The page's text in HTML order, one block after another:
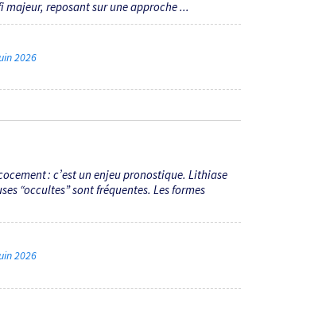
reposant sur une approche ...
2026
: c’est un enjeu pronostique. Lithiase
“occultes” sont fréquentes. Les formes
2026